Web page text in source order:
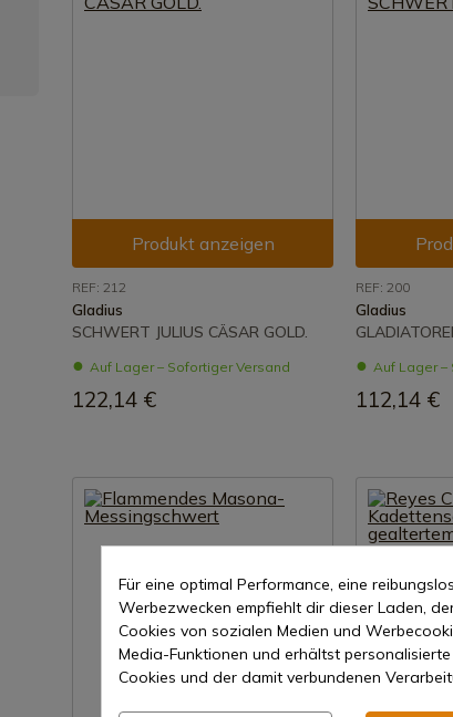
Produkt anzeigen
REF: 212
Gladius
SCHWERT JULIUS CÄSAR GOLD.
Auf Lager – Sofortiger Versand
122,14 €
REF: 200
Gladius
Auf Lager –
112,14 €
Für eine optimal Performance, eine
Werbezwecken empfiehlt dir dieser Laden,
Cookies von sozialen Medien und
Media-Funktionen und erhältst
Cookies und der damit verbundenen